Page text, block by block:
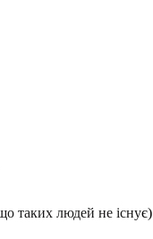
таких людей не існує)